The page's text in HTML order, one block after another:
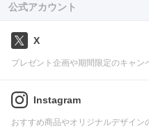
公式アカウント
X
プレゼント企画や期間限定のキャン
Instagram
おすすめ商品やオリジナルデザイン